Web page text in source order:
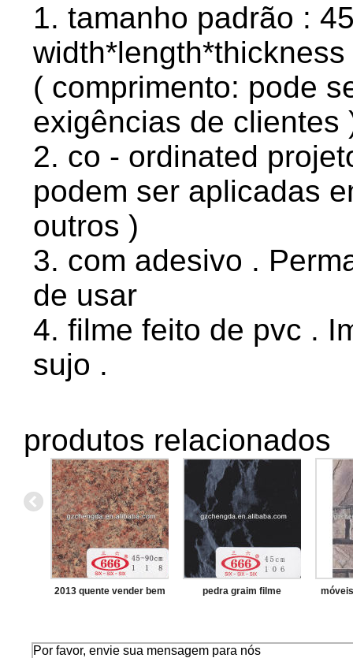
1. tamanho padrão :
width*length*thickness
( comprimento: pode
exigências de clientes
2. co - ordinated
podem ser aplicadas
outros )
3. com adesivo .
de usar
4. filme feito de pvc .
sujo .
produtos relacionados
2013 quente vender bem pedra graim filme
Por favor, envie sua mensagem para nós